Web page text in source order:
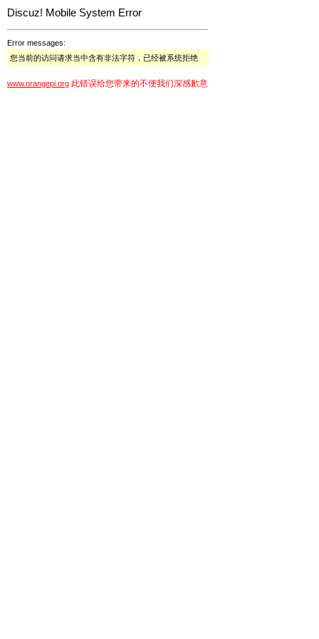
Discuz! Mobile System Error
Error messages:
您当前的访问请求当中含有非法字符，已经被系统拒绝
www.orangepi.org 此错误给您带来的不便我们深感歉意